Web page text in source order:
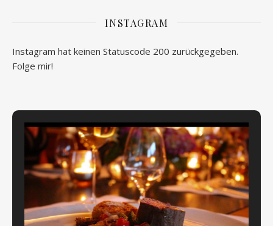
INSTAGRAM
Instagram hat keinen Statuscode 200 zurückgegeben.
Folge mir!